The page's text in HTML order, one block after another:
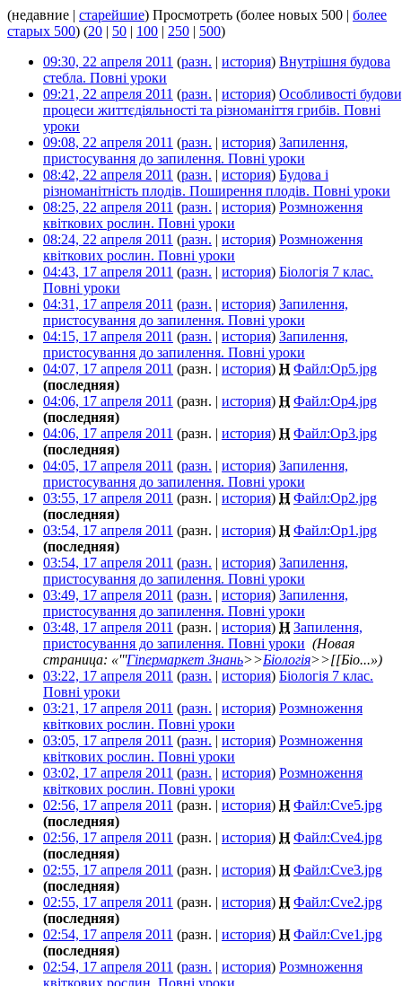
(недавние | старейшие) Просмотреть (более новых 500 | более
старых 500) (20 | 50 | 100 | 250 | 500)
09:30, 22 апреля 2011 (разн. | история) Внутрішня будова
стебла. Повні уроки
09:21, 22 апреля 2011 (разн. | история) Особливості
процеси життєдіяльності та різноманіття грибів. Повні
уроки
09:08, 22 апреля 2011 (разн. | история) Запилення,
пристосування до запилення. Повні уроки
08:42, 22 апреля 2011 (разн. | история) Будова і
різноманітність плодів. Поширення плодів. Повні уроки
08:25, 22 апреля 2011 (разн. | история) Розмноження
квіткових рослин. Повні уроки
08:24, 22 апреля 2011 (разн. | история) Розмноження
квіткових рослин. Повні уроки
04:43, 17 апреля 2011 (разн. | история) Біологія 7 клас.
Повні уроки
04:31, 17 апреля 2011 (разн. | история) Запилення,
пристосування до запилення. Повні уроки
04:15, 17 апреля 2011 (разн. | история) Запилення,
пристосування до запилення. Повні уроки
04:07, 17 апреля 2011 (разн. | история) Н Файл:Op5.jpg
(последняя)
04:06, 17 апреля 2011 (разн. | история) Н Файл:Op4.jpg
(последняя)
04:06, 17 апреля 2011 (разн. | история) Н Файл:Op3.jpg
(последняя)
04:05, 17 апреля 2011 (разн. | история) Запилення,
пристосування до запилення. Повні уроки
03:55, 17 апреля 2011 (разн. | история) Н Файл:Op2.jpg
(последняя)
03:54, 17 апреля 2011 (разн. | история) Н Файл:Op1.jpg
(последняя)
03:54, 17 апреля 2011 (разн. | история) Запилення,
пристосування до запилення. Повні уроки
03:49, 17 апреля 2011 (разн. | история) Запилення,
пристосування до запилення. Повні уроки
03:48, 17 апреля 2011 (разн. | история) Н Запилення,
пристосування до запилення. Повні уроки (Новая
страница: «'''Гіпермаркет Знань>>Біологія>>[[Біо...»)
03:22, 17 апреля 2011 (разн. | история) Біологія 7 клас.
Повні уроки
03:21, 17 апреля 2011 (разн. | история) Розмноження
квіткових рослин. Повні уроки
03:05, 17 апреля 2011 (разн. | история) Розмноження
квіткових рослин. Повні уроки
03:02, 17 апреля 2011 (разн. | история) Розмноження
квіткових рослин. Повні уроки
02:56, 17 апреля 2011 (разн. | история) Н Файл:Cve5.jpg
(последняя)
02:56, 17 апреля 2011 (разн. | история) Н Файл:Cve4.jpg
(последняя)
02:55, 17 апреля 2011 (разн. | история) Н Файл:Cve3.jpg
(последняя)
02:55, 17 апреля 2011 (разн. | история) Н Файл:Cve2.jpg
(последняя)
02:54, 17 апреля 2011 (разн. | история) Н Файл:Cve1.jpg
(последняя)
02:54, 17 апреля 2011 (разн. | история) Розмноження
квіткових рослин. Повні уроки